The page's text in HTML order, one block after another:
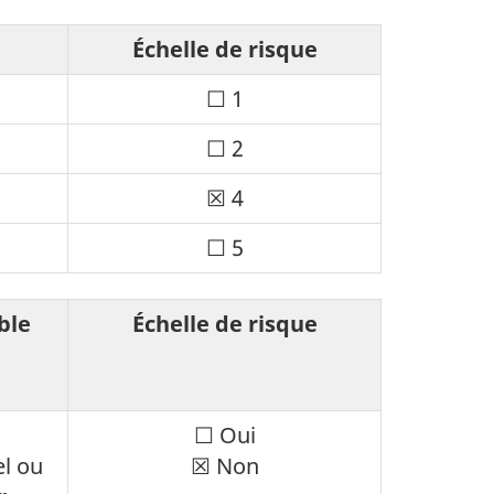
décoché
cocher
:
coché
Échelle de risque
Case
à
cocher
:
décoché
☐ 1
Case
à
cocher
:
décoché
☐ 2
Case
à
cocher
coché
☒ 4
Case
à
cocher
:
☐ 5
Échelle de risque
ou
Case
à
☐ Oui
Case
☒ Non